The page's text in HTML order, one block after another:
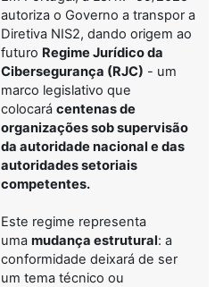
autoriza o Governo a transpor a
Diretiva NIS2, dando origem ao
futuro Regime Jurídico da
Cibersegurança (RJC) - um
marco legislativo que
colocará centenas de
organizações sob supervisão
da autoridade nacional e das
autoridades setoriais
competentes.
Este regime representa
uma mudança estrutural: a
conformidade deixará de ser
um tema técnico ou